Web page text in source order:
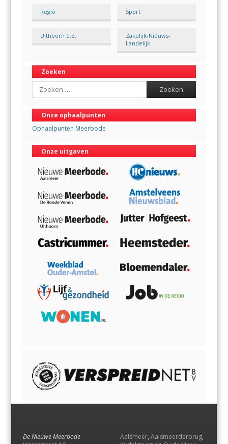
Regio Sport
Uithoorn e.o.
Zakelijk-Nieuws-
Landelijk
Zoeken
Search
Onze ophaalpunten
Ophaalpunten Meerbode
Onze uitgaven
De Nieuwe Meerbode
Aalsmeer, Aalsmeerderbrug,